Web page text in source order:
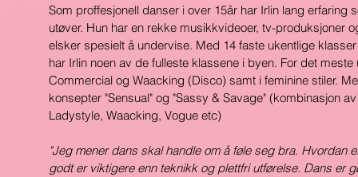
Som proffesjonell danser i over 15år har Irlin lang erfaring
utøver. Hun har en rekke musikkvideoer, tv-produksjoner
elsker spesielt å undervise. Med 14 faste ukentlige
har Irlin noen av de fulleste klassene i byen. For det
Commercial og Waacking (Disco) samt i feminine stiler.
konsepter "Sensual" og "Sassy & Savage" (kombinasjon
Ladystyle, Waacking, Vogue etc)
"Jeg mener dans skal handle om å føle seg bra. Hvordan
godt er viktigere enn teknikk og plettfri utførelse. Dans er